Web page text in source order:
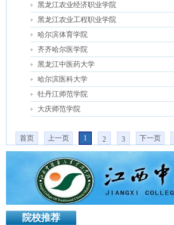
黑龙江农业经济职业学院
黑龙江农业工程职业学院
哈尔滨体育学院
齐齐哈尔医学院
黑龙江中医药大学
哈尔滨医科大学
牡丹江师范学院
大庆师范学院
首页 上一页 1 2 3 下一页
院校推荐